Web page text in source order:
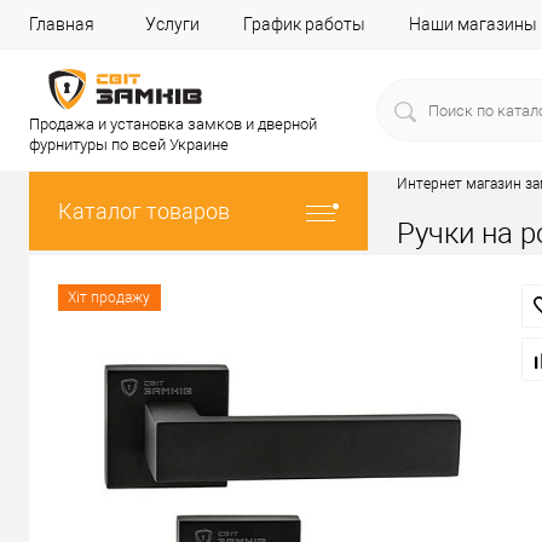
Главная Услуги График работы Наши магазины
Продажа и установка замков и дверной
фурнитуры по всей Украине
Каталог товаров
Интернет магазин
Ручки на
Хіт продажу